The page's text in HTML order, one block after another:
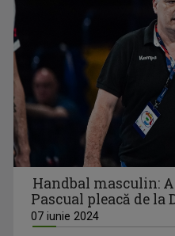
Handbal masculin:
Pascual pleacă de la
07 iunie 2024